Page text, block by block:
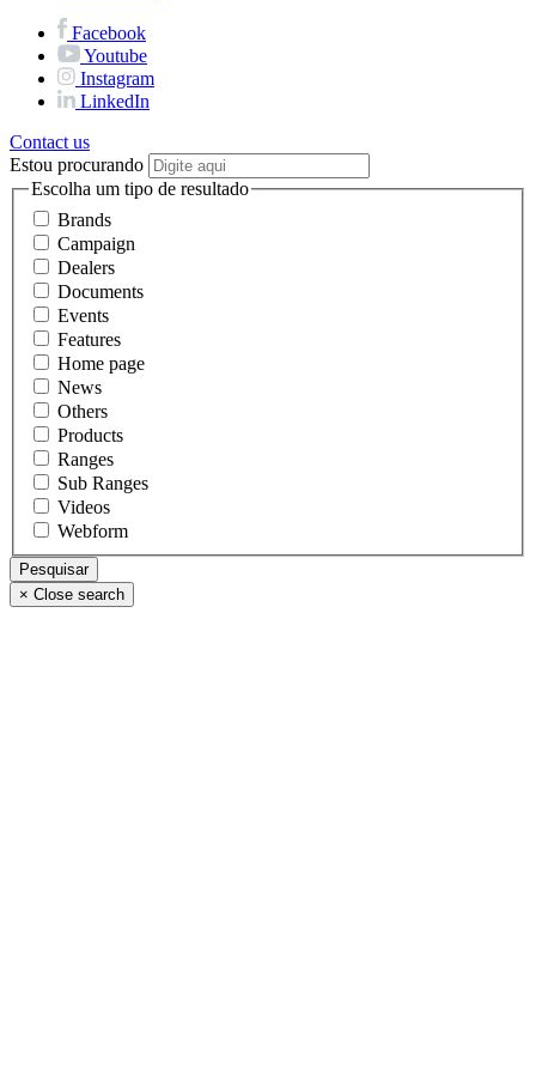
Facebook
Youtube
Instagram
LinkedIn
Contact us
Estou procurando
Escolha um tipo de resultado
Brands
Campaign
Dealers
Documents
Events
Features
Home page
News
Others
Products
Ranges
Sub Ranges
Videos
Webform
× Close search